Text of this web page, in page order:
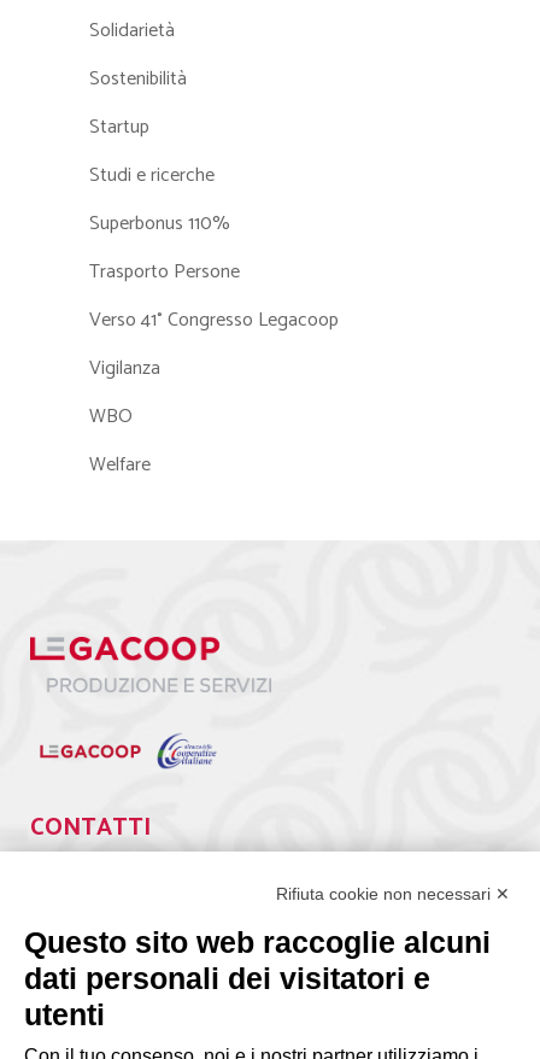
Solidarietà
Sostenibilità
Startup
Studi e ricerche
Superbonus 110%
Trasporto Persone
Verso 41° Congresso Legacoop
Vigilanza
WBO
Welfare
CONTATTI
segreteria@lps.coop
Rifiuta cookie non necessari ✕
Questo sito web raccoglie alcuni
dati personali dei visitatori e
utenti